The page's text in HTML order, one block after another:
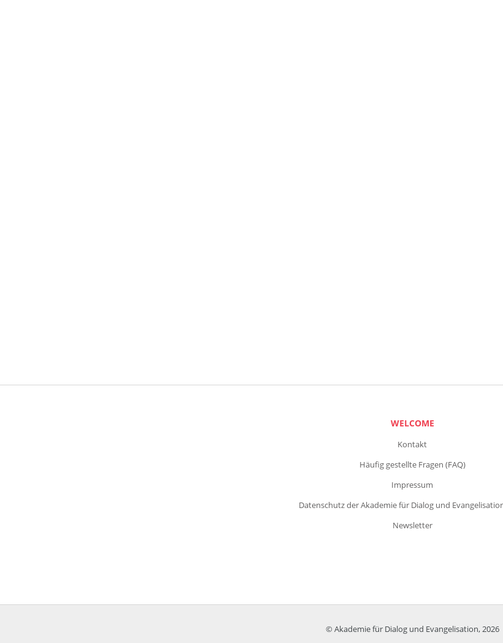
WELCOME
Kontakt
Häufig gestellte Fragen (FAQ)
Impressum
Datenschutz der Akademie für Dialog und
Newsletter
© Akademie für Dialog und Evangelisation, 2026